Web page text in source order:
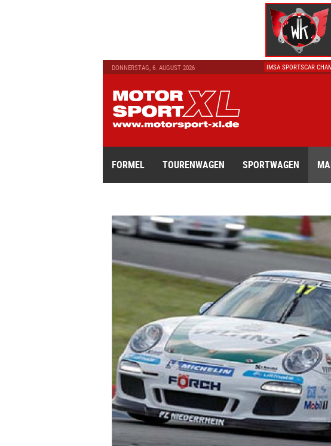
DONNERSTAG, 6. AUGUST 2026
IMSA SPORTSCAR
FORMEL TOURENWAGEN SPORTWAGEN